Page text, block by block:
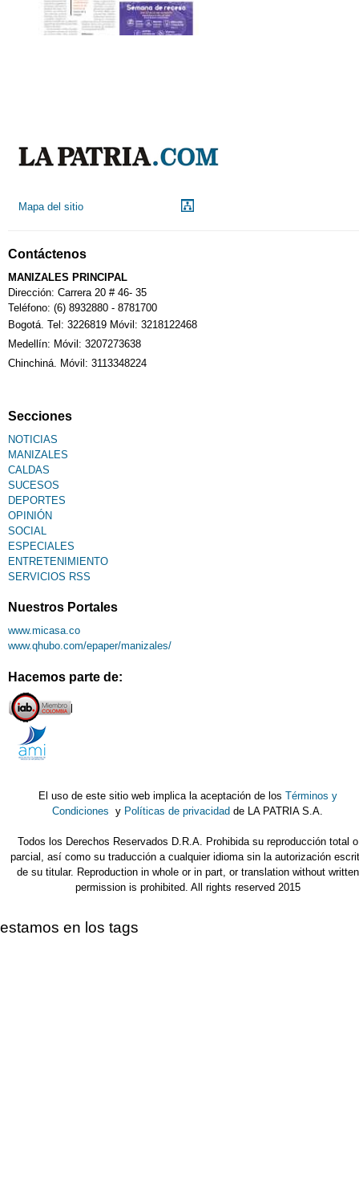
Mapa del sitio
Contáctenos
MANIZALES PRINCIPAL
Dirección: Carrera 20 # 46- 35
Teléfono: (6) 8932880 - 8781700
Bogotá. Tel: 3226819 Móvil: 3218122468
Medellín: Móvil: 3207273638
Chinchiná. Móvil: 3113348224
Secciones
NOTICIAS
MANIZALES
CALDAS
SUCESOS
DEPORTES
OPINIÓN
SOCIAL
ESPECIALES
ENTRETENIMIENTO
SERVICIOS RSS
Nuestros Portales
www.micasa.co
www.qhubo.com/epaper/manizales/
Hacemos parte de:
El uso de este sitio web implica la aceptación de los Términos y
Condiciones y Políticas de privacidad de LA PATRIA S.A.
Todos los Derechos Reservados D.R.A. Prohibida su reproducción total o
parcial, así como su traducción a cualquier idioma sin la autorización
de su titular. Reproduction in whole or in part, or translation without written
permission is prohibited. All rights reserved 2015
estamos en los tags